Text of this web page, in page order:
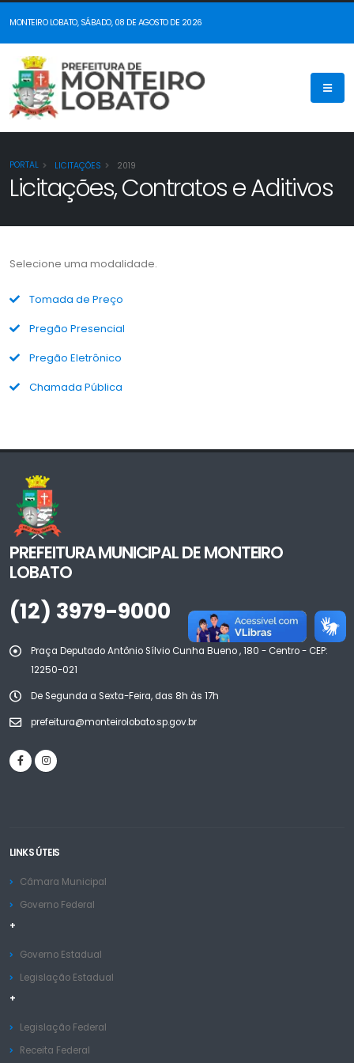
MONTEIRO LOBATO, SÁBADO, 08 DE AGOSTO DE 2026
PORTAL LICITAÇÕES 2019
Licitações, Contratos e Aditivos
Selecione uma modalidade.
Tomada de Preço
Pregão Presencial
Pregão Eletrônico
Chamada Pública
PREFEITURA MUNICIPAL DE MONTEIRO
LOBATO
(12) 3979-9000
Praça Deputado Antônio Sílvio Cunha Bueno , 180 - Centro - CEP:
12250-021
De Segunda a Sexta-Feira, das 8h às 17h
prefeitura@monteirolobato.sp.gov.br
LINKS ÚTEIS
Câmara Municipal
Governo Federal
+
Governo Estadual
Legislação Estadual
+
Legislação Federal
Receita Federal